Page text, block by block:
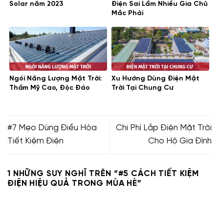
Solar năm 2023
Điện Sai Lầm Nhiều Gia Chủ
Mắc Phải
Ngói Năng Lượng Mặt Trời:
Thẩm Mỹ Cao, Độc Đáo
Xu Hướng Dùng Điện Mặt
Trời Tại Chung Cư
#7 Mẹo Dùng Điều Hòa
Tiết Kiệm Điện
Chi Phí Lắp Điện Mặt Trời
Cho Hộ Gia Đình
1 NHỮNG SUY NGHĨ TRÊN “#5 CÁCH TIẾT KIỆM
ĐIỆN HIỆU QUẢ TRONG MÙA HÈ”